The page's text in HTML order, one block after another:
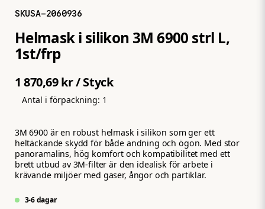
SKUSA-2060936
Helmask i silikon 3M 6900 strl L,
1st/frp
1 870,69 kr/ Styck
Antal i förpackning: 1
3M 6900 är en robust helmask i silikon som ger ett
heltäckande skydd för både andning och ögon. Med stor
panoramalins, hög komfort och kompatibilitet med ett
brett utbud av 3M-filter är den idealisk för arbete i
krävande miljöer med gaser, ångor och partiklar.
3-6 dagar